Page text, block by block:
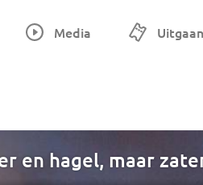
Media Uitgaan
en hagel, maar